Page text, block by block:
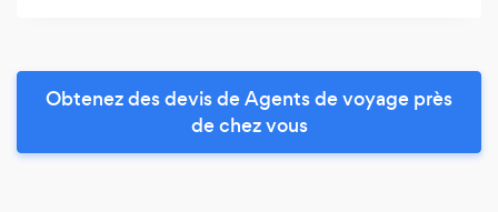
Obtenez des devis de Agents de voyage près
de chez vous